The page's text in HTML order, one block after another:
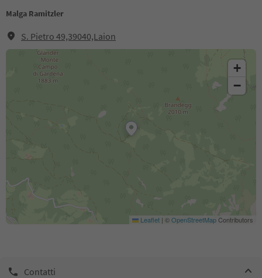
Malga Ramitzler
S. Pietro 49,39040,Laion
+
−
Leaflet | ©OpenStreetMapContributors
Contatti